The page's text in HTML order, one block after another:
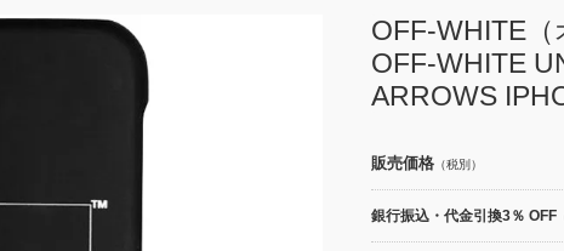
OFF-WHITE（
OFF-WHITE
ARROWS
販売価格 （税別）
銀行振込・代金引換3％ OFF